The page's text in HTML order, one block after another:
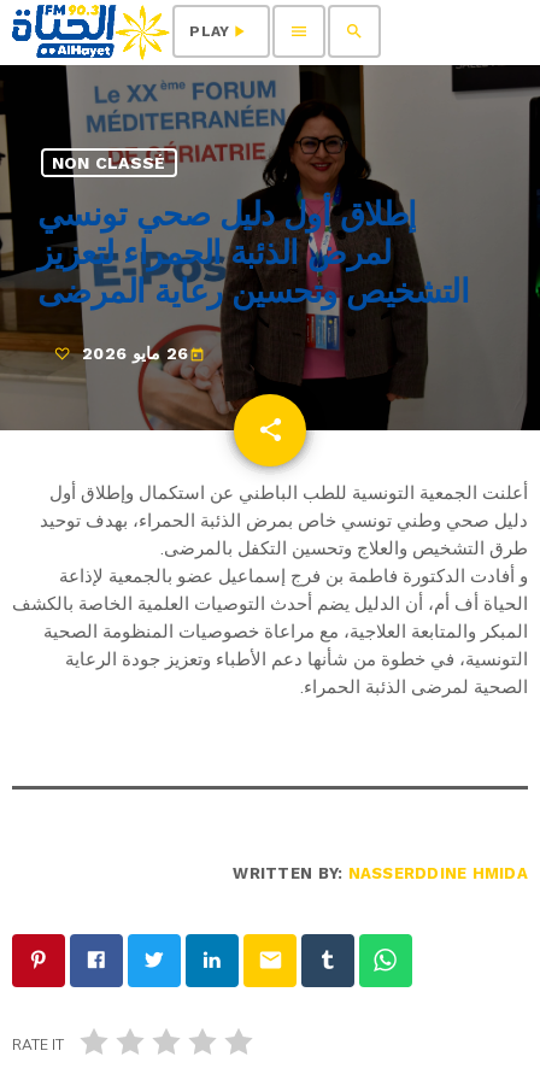
search
menu
play_arrow
PLAY
NON CLASSÉ
إطلاق أول دليل صحي تونسي
لمرض الذئبة الحمراء لتعزيز
التشخيص وتحسين رعاية المرضى
today26 مايو 2026
share
email
أعلنت الجمعية التونسية للطب الباطني عن استكمال وإطلاق أول
دليل صحي وطني تونسي خاص بمرض الذئبة الحمراء، بهدف توحيد
طرق التشخيص والعلاج وتحسين التكفل بالمرضى.
و أفادت الدكتورة فاطمة بن فرج إسماعيل عضو بالجمعية لإذاعة
الحياة أف أم، أن الدليل يضم أحدث التوصيات العلمية الخاصة بالكشف
المبكر والمتابعة العلاجية، مع مراعاة خصوصيات المنظومة الصحية
التونسية، في خطوة من شأنها دعم الأطباء وتعزيز جودة الرعاية
الصحية لمرضى الذئبة الحمراء.
WRITTEN BY: NASSERDDINE HMIDA
email
RATE IT